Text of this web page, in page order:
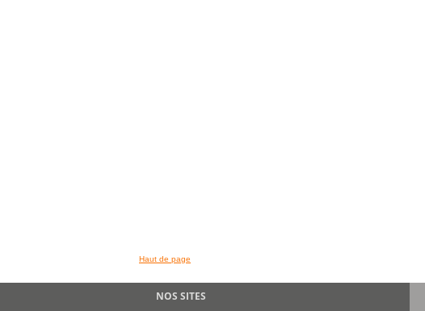
Haut de page
NOS SITES